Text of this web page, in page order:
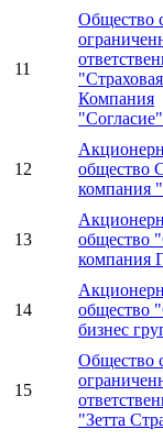
11
Общество
"Страховая
Компания
"Согласие"
12
общество
компания
13
общество
компания
14
общество
бизнес
15
Общество
"Зетта